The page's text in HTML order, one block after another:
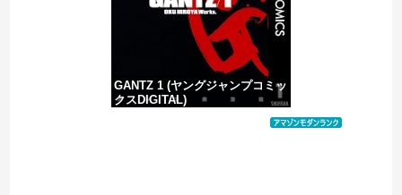
GANTZ 1 (ヤングジャンプコミッ
クスDIGITAL)
価格：¥100